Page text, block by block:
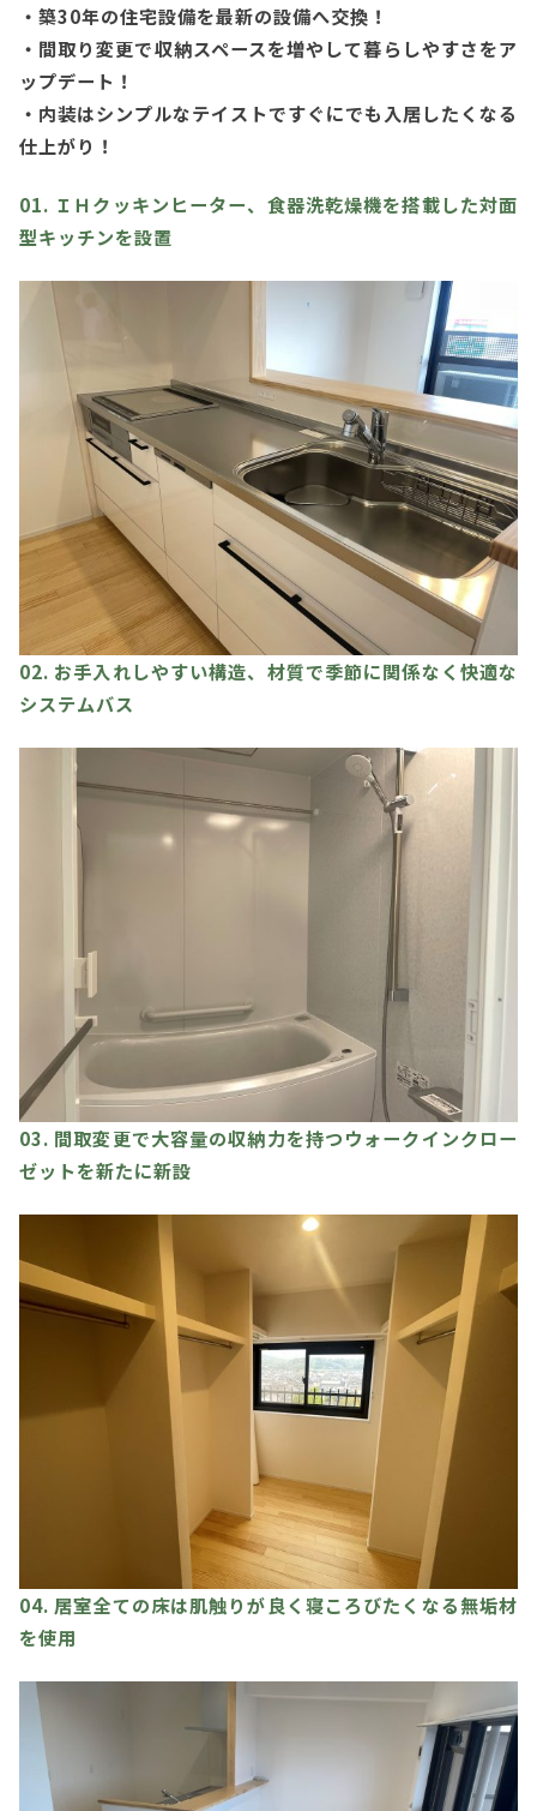
・築30年の住宅設備を最新の設備へ交換！
・間取り変更で収納スペースを増やして暮らしやすさをア
ップデート！
・内装はシンプルなテイストですぐにでも入居したくなる
仕上がり！
01. ＩＨクッキンヒーター、食器洗乾燥機を搭載した対面
型キッチンを設置
02. お手入れしやすい構造、材質で季節に関係なく快適な
システムバス
03. 間取変更で大容量の収納力を持つウォークインクロー
ゼットを新たに新設
04. 居室全ての床は肌触りが良く寝ころびたくなる無垢材
を使用